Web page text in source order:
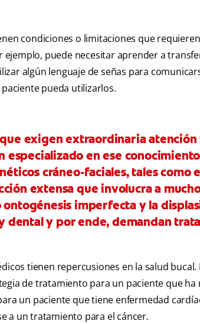
condiciones o limitaciones que
puede necesitar aprender a
algún lenguaje de señas para
pueda utilizarlos.
exigen extraordinaria atención
especializado en ese
cráneo-faciales, tales como
extensa que involucra a
ontogénesis imperfecta y la
dental y por ende, demandan
tienen repercusiones en la salud bucal.
de tratamiento para un paciente que ha
un paciente que tiene enfermedad
a un tratamiento para el cáncer.